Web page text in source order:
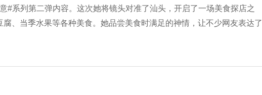
#系列第二弹内容。这次她将镜头对准了汕头，开启了一场美食探店之
、当季水果等各种美食。她品尝美食时满足的神情，让不少网友表达了